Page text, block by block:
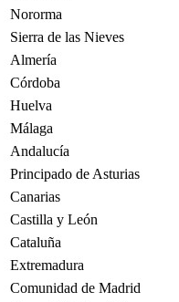
Nororma
Sierra de las Nieves
Almería
Córdoba
Huelva
Málaga
Andalucía
Principado de Asturias
Canarias
Castilla y León
Cataluña
Extremadura
Comunidad de Madrid